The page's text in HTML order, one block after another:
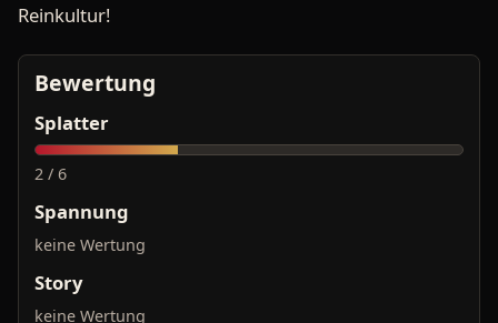
Reinkultur!
Bewertung
Splatter
2 / 6
Spannung
keine Wertung
Story
keine Wertung